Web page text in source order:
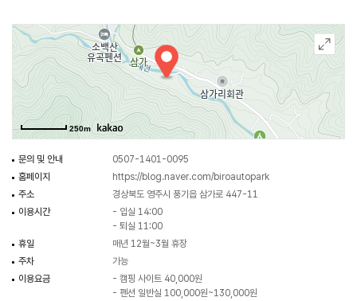
250m
문의 및 안내
0507-1401-0095
홈페이지
https://blog.naver.com/biroautopark
주소
경상북도 영주시 풍기읍 삼가로 447-11
이용시간
- 입실 14:00
- 퇴실 11:00
휴일
매년 12월~3월 휴장
주차
가능
이용요금
- 캠핑 사이트 40,000원
- 펜션 일반실 100,000원~130,000원